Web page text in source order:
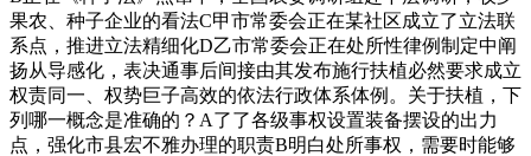
果农、种子企业的看法C甲市常委会正在某社区成立了立法联
系点，推进立法精细化D乙市常委会正在处所性律例制定中阐
扬从导感化，表决通事后间接由其发布施行扶植必然要求成立
权责同一、权势巨子高效的依法行政体系体例。关于扶植，下
列哪一概念是准确的？A了了各级事权设置装备摆设的出力
点，强化市县宏不雅办理的职责B明白处所事权，需要时能够